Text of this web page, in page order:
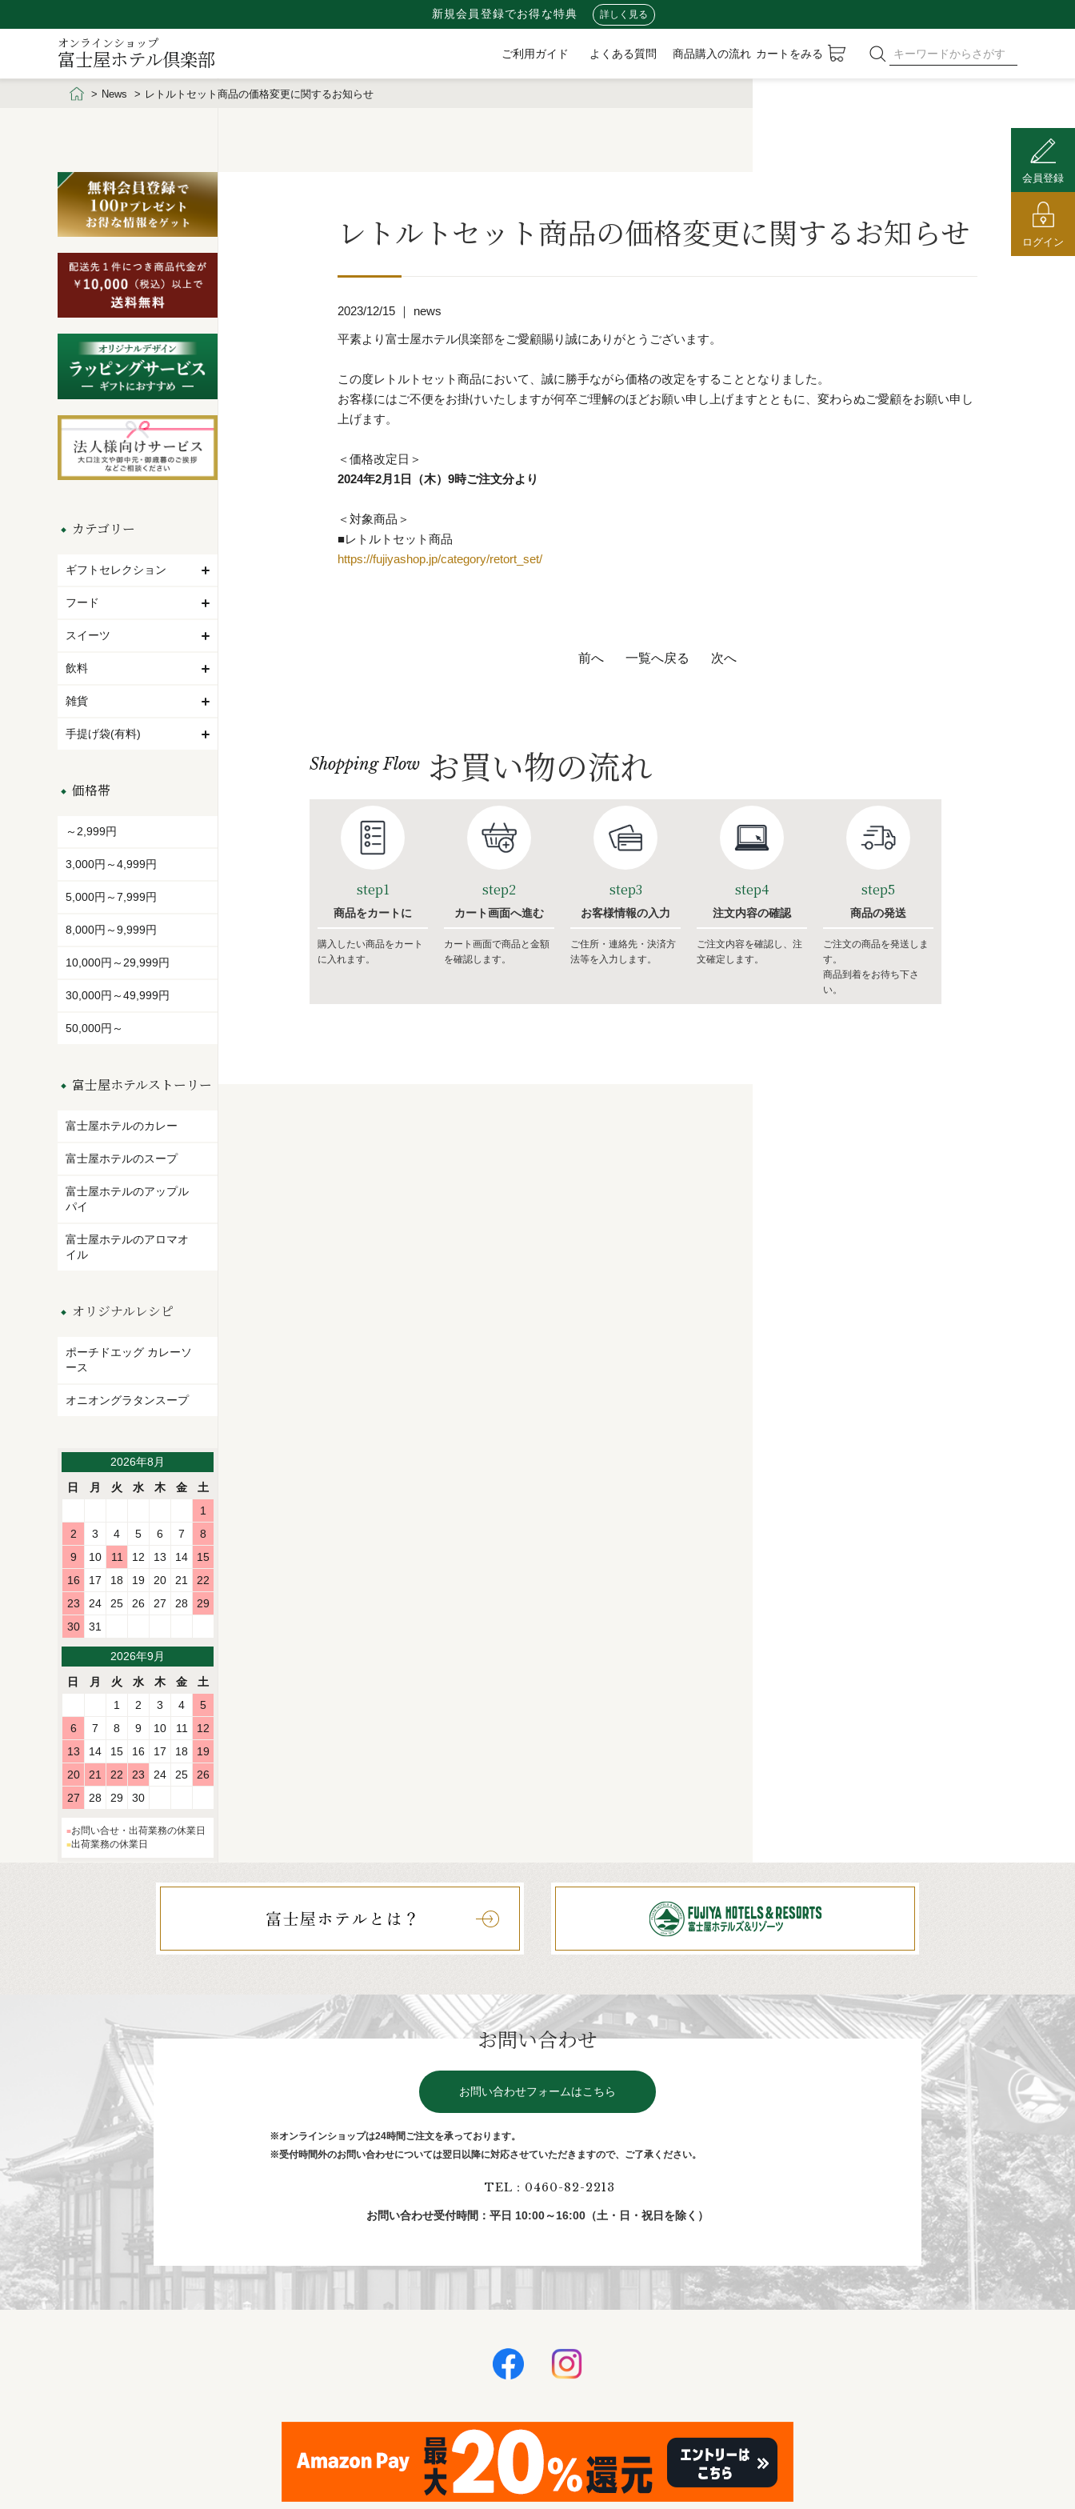
新規会員登録でお得な特典 詳しく見る
オンラインショップ
富士屋ホテル倶楽部 ご利用ガイド よくある質問 商品購入の流れ カートをみる
会員登録
ログイン
News レトルトセット商品の価格変更に関するお知らせ
レトルトセット商品の価格変更に関するお知らせ
2023/12/15 ｜ news
平素より富士屋ホテル倶楽部をご愛顧賜り誠にありがとうございます。
この度レトルトセット商品において、誠に勝手ながら価格の改定をすることとなりました。
お客様にはご不便をお掛けいたしますが何卒ご理解のほどお願い申し上げますとともに、変わらぬご愛顧をお願い申し
上げます。
＜価格改定日＞
2024年2月1日（木）9時ご注文分より
＜対象商品＞
■レトルトセット商品
https://fujiyashop.jp/category/retort_set/
前へ 一覧へ戻る 次へ
Shopping Flow お買い物の流れ
step1
商品をカートに
購入したい商品をカート
に入れます。
step2
カート画面へ進む
カート画面で商品と金額
を確認します。
step3
お客様情報の入力
ご住所・連絡先・決済方
法等を入力します。
step4
注文内容の確認
ご注文内容を確認し、注
文確定します。
step5
商品の発送
ご注文の商品を発送しま
す。
商品到着をお待ち下さ
い。
カテゴリー
ギフトセレクション
フード
スイーツ
飲料
雑貨
手提げ袋(有料)
価格帯
～2,999円
3,000円～4,999円
5,000円～7,999円
8,000円～9,999円
10,000円～29,999円
30,000円～49,999円
50,000円～
富士屋ホテルストーリー
富士屋ホテルのカレー
富士屋ホテルのスープ
富士屋ホテルのアップル
パイ
富士屋ホテルのアロマオ
イル
オリジナルレシピ
ポーチドエッグ カレーソ
ース
オニオングラタンスープ
2026年8月
日
月 火 水 木 金
土
1
2
3 4 5 6 7
8
9
10 11 12 13 14
15
16
17 18 19 20 21
22
23
24 25 26 27 28
29
30
31
2026年9月
日
月 火 水 木 金
土
1
2 3 4
5
6
7 8 9 10 11
12
13
14 15 16 17 18
19
20
21 22 23 24 25
26
27
28 29 30
お問い合せ・出荷業務の休業日
出荷業務の休業日
お問い合わせ
お問い合わせフォームはこちら
※オンラインショップは24時間ご注⽂を承っております。
※受付時間外のお問い合わせについては翌⽇以降に対応させていただきますので、ご了承ください。
TEL：0460-82-2213
お問い合わせ受付時間：平日 10:00～16:00（土・日・祝日を除く）